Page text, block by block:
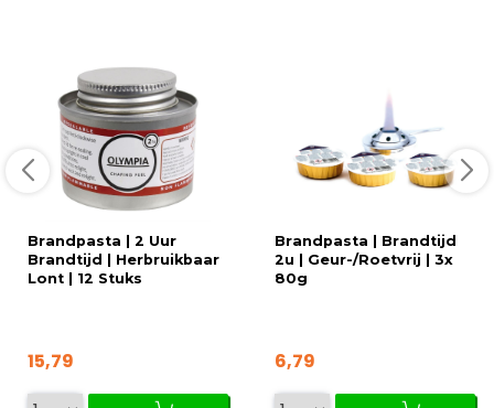
Brandpasta | 2 Uur
Brandtijd | Herbruikbaar
Lont | 12 Stuks
15,79
Brandpasta | Brandtijd
2u | Geur-/Roetvrij | 3x
80g
6,79